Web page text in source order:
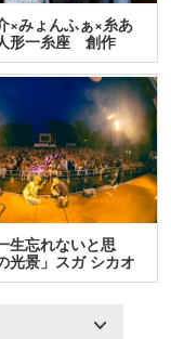
×みょんふぁ×糸あ
形一糸座 創作
生忘れないと思
光景」スガ シカオ